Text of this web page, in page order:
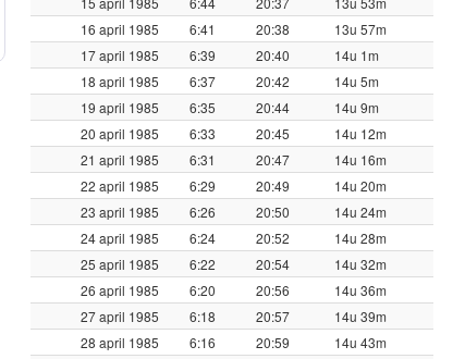
16 april 1985
6:41 20:38
13u 57m
17 april 1985
6:39 20:40
14u 1m
18 april 1985
6:37 20:42
14u 5m
19 april 1985
6:35 20:44
14u 9m
20 april 1985
6:33 20:45
14u 12m
21 april 1985
6:31 20:47
14u 16m
22 april 1985
6:29 20:49
14u 20m
23 april 1985
6:26 20:50
14u 24m
24 april 1985
6:24 20:52
14u 28m
25 april 1985
6:22 20:54
14u 32m
26 april 1985
6:20 20:56
14u 36m
27 april 1985
6:18 20:57
14u 39m
28 april 1985
6:16 20:59
14u 43m